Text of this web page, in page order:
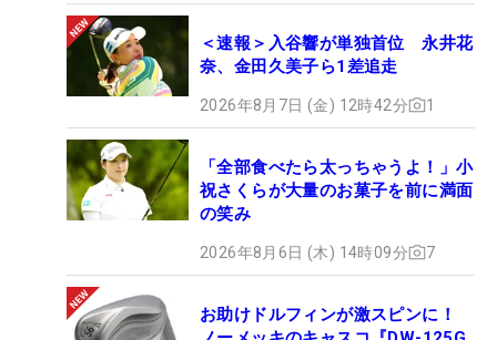
＜速報＞入谷響が単独首位 永井花
奈、金田久美子ら1差追走
2026年8月7日 (金) 12時42分 1
「全部食べたら太っちゃうよ！」小
祝さくらが大量のお菓子を前に満面
の笑み
2026年8月6日 (木) 14時09分 7
お助けドルフィンが激スピンに！